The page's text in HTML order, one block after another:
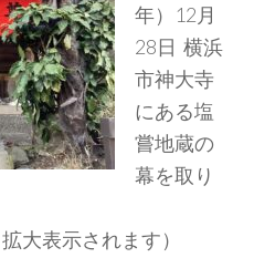
年）12月
28日 横浜
市神大寺
にある塩
嘗地蔵の
幕を取り
大表示されます）